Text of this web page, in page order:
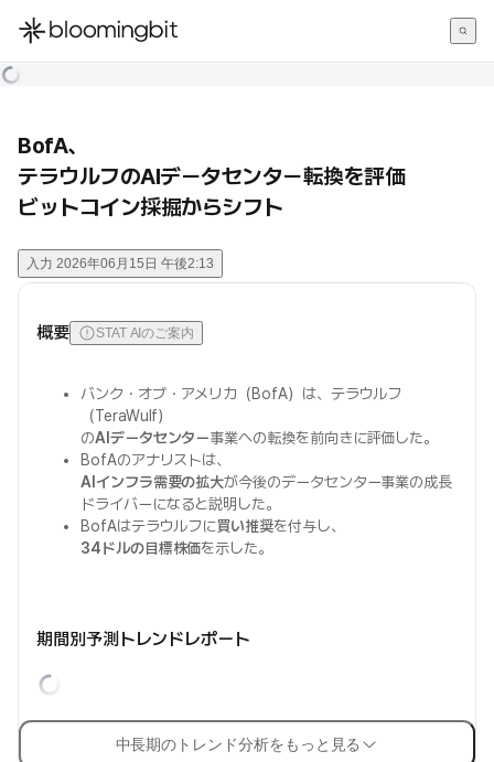
한국어
BofA、
テラウルフのAIデータセンター転換を評価
ビットコイン採掘からシフト
入力 2026年06月15日 午後2:13
概要 STAT AIのご案内
バンク・オブ・アメリカ（BofA）は、テラウルフ
（TeraWulf）
のAIデータセンター事業への転換を前向きに評価した。
BofAのアナリストは、
AIインフラ需要の拡大が今後のデータセンター事業の成長
ドライバーになると説明した。
BofAはテラウルフに買い推奨を付与し、
34ドルの目標株価を示した。
期間別予測トレンドレポート
中長期のトレンド分析をもっと見る